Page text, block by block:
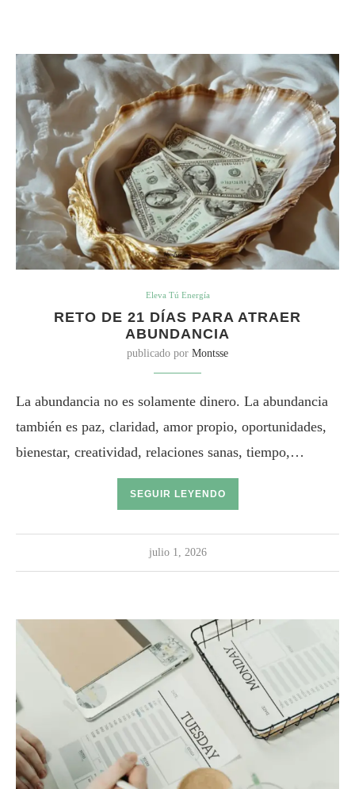
Eleva Tú Energía
RETO DE 21 DÍAS PARA ATRAER
ABUNDANCIA
publicado por Montsse
La abundancia no es solamente dinero. La abundancia
también es paz, claridad, amor propio, oportunidades,
bienestar, creatividad, relaciones sanas, tiempo,…
SEGUIR LEYENDO
julio 1, 2026